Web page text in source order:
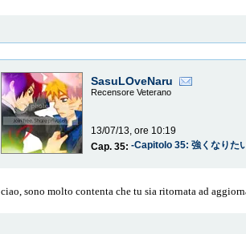
SasuLOveNaru
Recensore Veterano
13/07/13, ore 10:19
Cap. 35:-Capitolo 35: 強くなりた
ciao, sono molto contenta che tu sia ritornata ad